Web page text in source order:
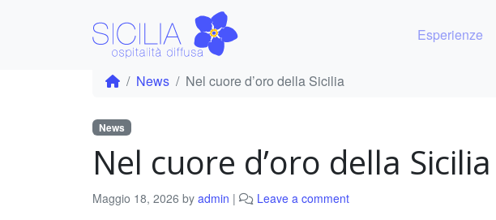
Esperienze
News Nel cuore d’oro della Sicilia
News
Nel cuore d’oro della Sicilia
Maggio 18, 2026 by admin | Leave a comment